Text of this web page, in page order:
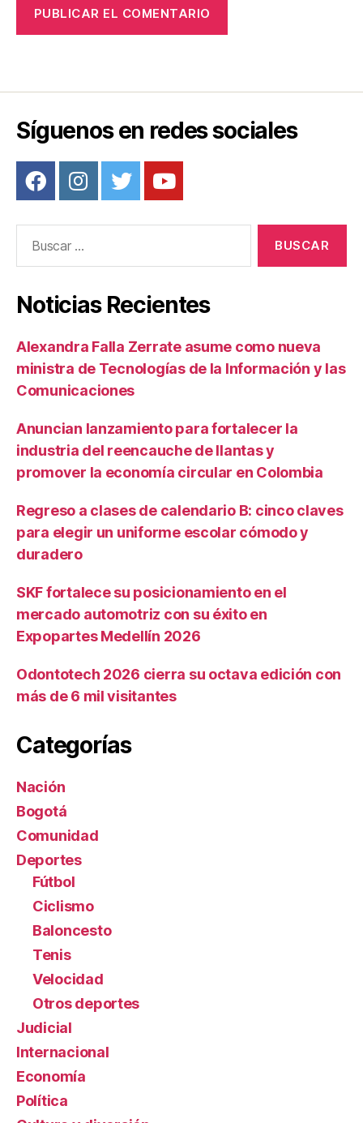
Síguenos en redes sociales
Noticias Recientes
Alexandra Falla Zerrate asume como nueva
ministra de Tecnologías de la Información y las
Comunicaciones
Anuncian lanzamiento para fortalecer la
industria del reencauche de llantas y
promover la economía circular en Colombia
Regreso a clases de calendario B: cinco claves
para elegir un uniforme escolar cómodo y
duradero
SKF fortalece su posicionamiento en el
mercado automotriz con su éxito en
Expopartes Medellín 2026
Odontotech 2026 cierra su octava edición con
más de 6 mil visitantes
Categorías
Nación
Bogotá
Comunidad
Deportes
Fútbol
Ciclismo
Baloncesto
Tenis
Velocidad
Otros deportes
Judicial
Internacional
Economía
Política